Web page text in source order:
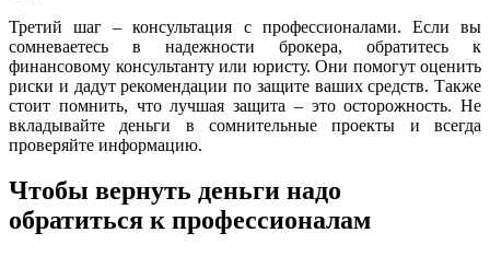
Третий шаг – консультация с профессионалами. Если вы
сомневаетесь в надежности брокера, обратитесь к
финансовому консультанту или юристу. Они помогут оценить
риски и дадут рекомендации по защите ваших средств. Также
стоит помнить, что лучшая защита – это осторожность. Не
вкладывайте деньги в сомнительные проекты и всегда
проверяйте информацию.
Чтобы вернуть деньги надо
обратиться к профессионалам